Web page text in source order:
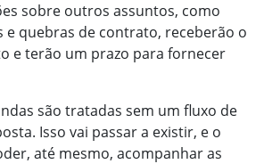
sobre outros assuntos, como
e quebras de contrato, receberão o
e terão um prazo para fornecer
são tratadas sem um fluxo de
Isso vai passar a existir, e o
até mesmo, acompanhar as